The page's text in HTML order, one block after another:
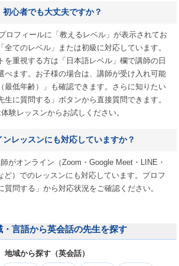
初心者でも大丈夫ですか？
ロフィールに「教えるレベル」が表示されてお
全てのレベル」または初級に対応しています。
を重視する方は「日本語レベル」欄で講師の日
べます。お子様の場合は、講師が受け入れ可能
最低年齢）」も確認できます。さらに知りたい
生に質問する」ボタンから直接質問できます。
験レッスンからお試しください。
ンレッスンにも対応していますか？
がオンライン（Zoom・Google Meet・LINE・
ど）でのレッスンにも対応しています。プロフ
質問する」から対応状況をご確認ください。
・言語から英会話の先生を探す
地域から探す（英会話）